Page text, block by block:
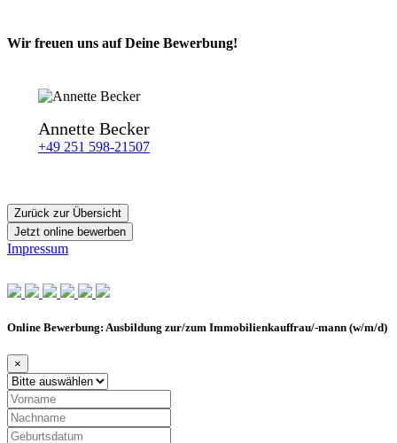
Wir freuen uns auf Deine Bewerbung!
Annette Becker
+49 251 598-21507
Zurück zur Übersicht
Jetzt online bewerben
Impressum
Online Bewerbung: Ausbildung zur/zum Immobilienkauffrau/-mann (w/m/d)
×